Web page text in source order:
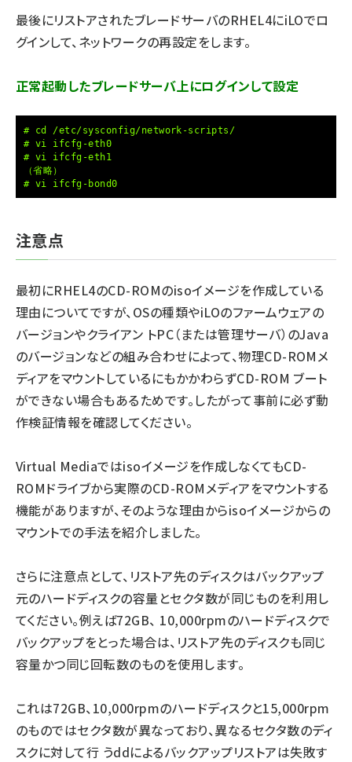
最後にリストアされたブレードサーバのRHEL4にiLOでロ
グインして、ネットワークの再設定をします。
正常起動したブレードサーバ上にログインして設定
# cd /etc/sysconfig/network-scripts/
# vi ifcfg-eth0
# vi ifcfg-eth1
（省略）
# vi ifcfg-bond0
注意点
最初にRHEL4のCD-ROMのisoイメージを作成している
理由についてですが、OSの種類やiLOのファームウェアの
バージョンやクライアン トPC（または管理サーバ）のJava
のバージョンなどの組み合わせによって、物理CD-ROMメ
ディアをマウントしているにもかかわらずCD-ROM ブート
ができない場合もあるためです。したがって事前に必ず動
作検証情報を確認してください。
Virtual Mediaではisoイメージを作成しなくてもCD-
ROMドライブから実際のCD-ROMメディアをマウントする
機能がありますが、そのような理由からisoイメージからの
マウントでの手法を紹介しました。
さらに注意点として、リストア先のディスクはバックアップ
元のハードディスクの容量とセクタ数が同じものを利用し
てください。例えば72GB、 10,000rpmのハードディスクで
バックアップをとった場合は、リストア先のディスクも同じ
容量かつ同じ回転数のものを使用します。
これは72GB、10,000rpmのハードディスクと15,000rpm
のものではセクタ数が異なっており、異なるセクタ数のディ
スクに対して行 うddによるバックアップリストアは失敗す